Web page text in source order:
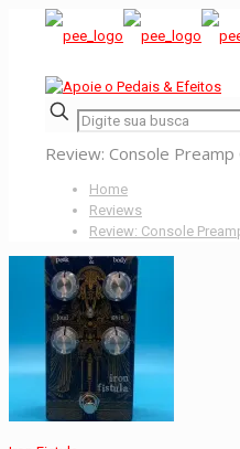
Review: Console Preamp
Home
Reviews
Review: Console